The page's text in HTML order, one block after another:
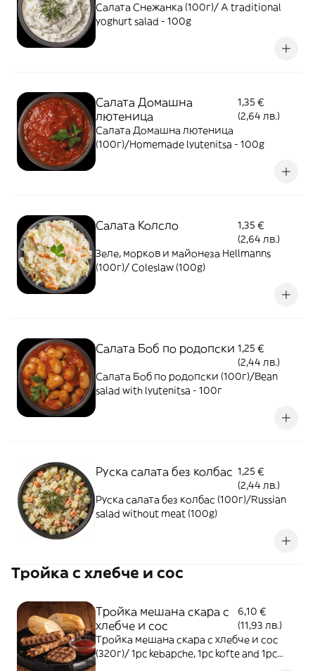
Салата Снежанка (100г)/ A traditional
yoghurt salad - 100g
Салата Домашна
лютеница
1,35 €
(2,64 лв.)
Салата Домашна лютеница
(100г)/Homemade lyutenitsa - 100g
Салата Колсло
1,35 €
(2,64 лв.)
Зеле, морков и майонеза Hellmanns
(100г)/ Coleslaw (100g)
Cалата Боб по родопски 1,25 €
(2,44 лв.)
Cалата Боб по родопски (100г)/Bean
salad with lyutenitsa - 100г
Руска салата без колбас 1,25 €
(2,44 лв.)
Руска салата без колбас (100г)/Russian
salad without meat (100g)
Тройка с хлебче и сос
Тройка мешана скара с
хлебче и сос
6,10 €
(11,93 лв.)
Тройка мешана скара с хлебче и сос
(320г)/ 1pc kebapche, 1pc kofte and 1pc